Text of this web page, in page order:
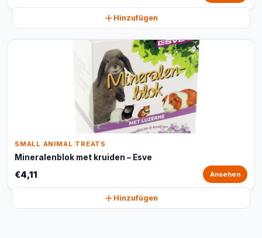
Hinzufügen
SMALL ANIMAL TREATS
Mineralenblok met kruiden – Esve
€4,11 Ansehen
Hinzufügen